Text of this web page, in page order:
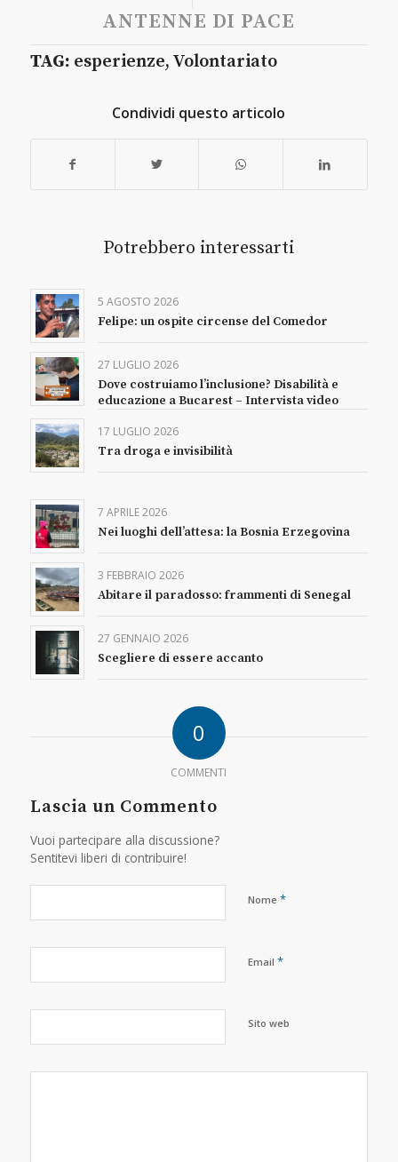
ANTENNE DI PACE
TAG: esperienze, Volontariato
Condividi questo articolo
Potrebbero interessarti
5 AGOSTO 2026
Felipe: un ospite circense del Comedor
27 LUGLIO 2026
Dove costruiamo l’inclusione? Disabilità e
educazione a Bucarest – Intervista video
17 LUGLIO 2026
Tra droga e invisibilità
7 APRILE 2026
Nei luoghi dell’attesa: la Bosnia Erzegovina
3 FEBBRAIO 2026
Abitare il paradosso: frammenti di Senegal
27 GENNAIO 2026
Scegliere di essere accanto
0
COMMENTI
Lascia un Commento
Vuoi partecipare alla discussione?
Sentitevi liberi di contribuire!
Nome *
Email *
Sito web